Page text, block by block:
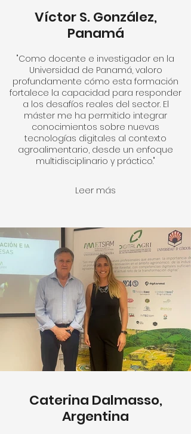
Víctor S. González,
Panamá
"Como docente e investigador en la
Universidad de Panamá, valoro
profundamente cómo esta formación
fortalece la capacidad para responder
a los desafíos reales del sector. El
máster me ha permitido integrar
conocimientos sobre nuevas
tecnologías digitales al contexto
agroalimentario, desde un enfoque
multidisciplinario y práctico."
Leer más
Caterina Dalmasso,
Argentina